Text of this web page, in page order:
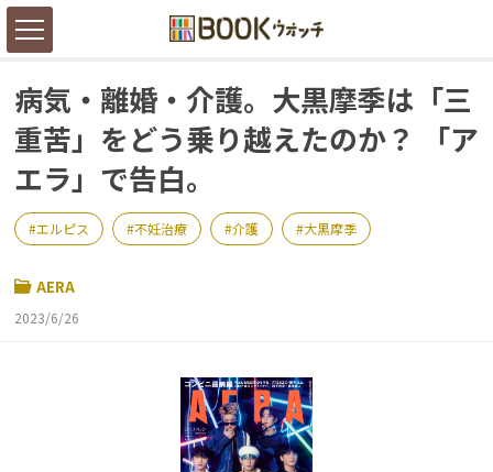
病気・離婚・介護。大黒摩季は「三
重苦」をどう乗り越えたのか？ 「ア
エラ」で告白。
エルピス 不妊治療 介護 大黒摩季
AERA
2023/6/26